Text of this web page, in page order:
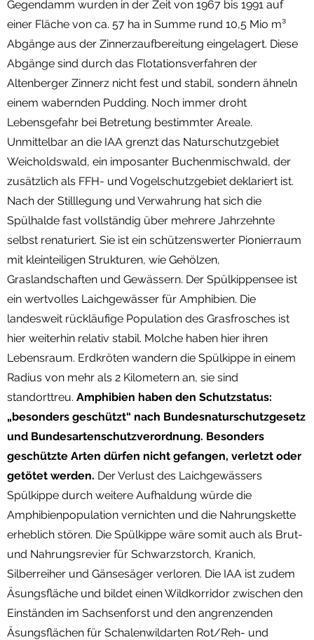
Gegendamm wurden in der Zeit von 1967 bis 1991 auf
einer Fläche von ca. 57 ha in Summe rund 10,5 Mio m³
Abgänge aus der Zinnerzaufbereitung eingelagert. Diese
Abgänge sind durch das Flotationsverfahren der
Altenberger Zinnerz nicht fest und stabil, sondern ähneln
einem wabernden Pudding. Noch immer droht
Lebensgefahr bei Betretung bestimmter Areale.
Unmittelbar an die IAA grenzt das Naturschutzgebiet
Weicholdswald, ein imposanter Buchenmischwald, der
zusätzlich als FFH- und Vogelschutzgebiet deklariert ist.
Nach der Stilllegung und Verwahrung hat sich die
Spülhalde fast vollständig über mehrere Jahrzehnte
selbst renaturiert. Sie ist ein schützenswerter Pionierraum
mit kleinteiligen Strukturen, wie Gehölzen,
Graslandschaften und Gewässern. Der Spülkippensee ist
ein wertvolles Laichgewässer für Amphibien. Die
landesweit rückläufige Population des Grasfrosches ist
hier weiterhin relativ stabil. Molche haben hier ihren
Lebensraum. Erdkröten wandern die Spülkippe in einem
Radius von mehr als 2 Kilometern an, sie sind
standorttreu. Amphibien haben den Schutzstatus:
„besonders geschützt“ nach Bundesnaturschutzgesetz
und Bundesartenschutzverordnung. Besonders
geschützte Arten dürfen nicht gefangen, verletzt oder
getötet werden. Der Verlust des Laichgewässers
Spülkippe durch weitere Aufhaldung würde die
Amphibienpopulation vernichten und die Nahrungskette
erheblich stören. Die Spülkippe wäre somit auch als Brut-
und Nahrungsrevier für Schwarzstorch, Kranich,
Silberreiher und Gänsesäger verloren. Die IAA ist zudem
Äsungsfläche und bildet einen Wildkorridor zwischen den
Einständen im Sachsenforst und den angrenzenden
Äsungsflächen für Schalenwildarten Rot/Reh- und